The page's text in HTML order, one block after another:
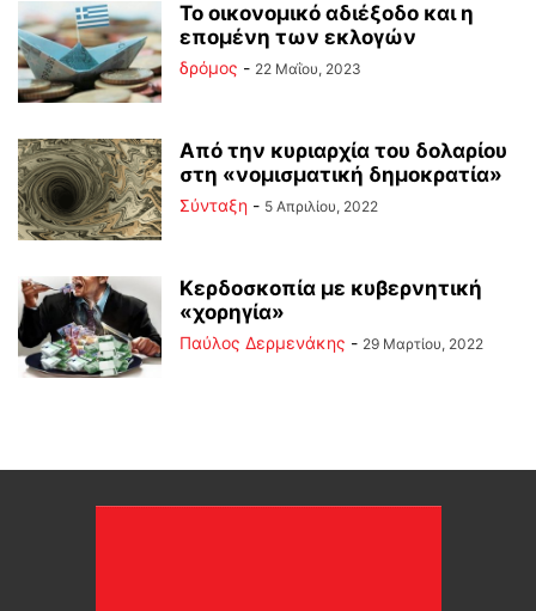
Το οικονομικό αδιέξοδο και η
επομένη των εκλογών
δρόμος - 22 Μαΐου, 2023
Από την κυριαρχία του δολαρίου
στη «νομισματική δημοκρατία»
Σύνταξη - 5 Απριλίου, 2022
Κερδοσκοπία με κυβερνητική
«χορηγία»
Παύλος Δερμενάκης - 29 Μαρτίου, 2022